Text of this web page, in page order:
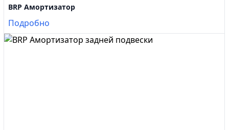
BRP Амортизатор
Подробно